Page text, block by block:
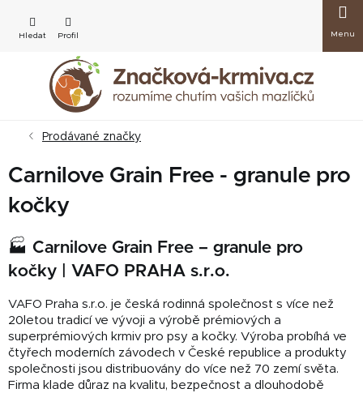
obsah
košík
Prodávané značky
Carnilove Grain Free - granule pro
kočky
🏭 Carnilove Grain Free – granule pro
kočky | VAFO PRAHA s.r.o.
VAFO Praha s.r.o. je česká rodinná společnost s více než
20letou tradicí ve vývoji a výrobě prémiových a
superprémiových krmiv pro psy a kočky. Výroba probíhá ve
čtyřech moderních závodech v České republice a produkty
společnosti jsou distribuovány do více než 70 zemí světa.
Firma klade důraz na kvalitu, bezpečnost a dlouhodobě